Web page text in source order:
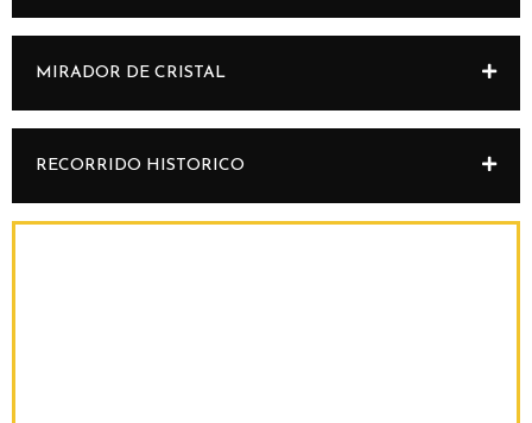
MIRADOR DE CRISTAL
RECORRIDO HISTORICO